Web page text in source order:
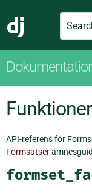
Search
API-referens för
Formsatser